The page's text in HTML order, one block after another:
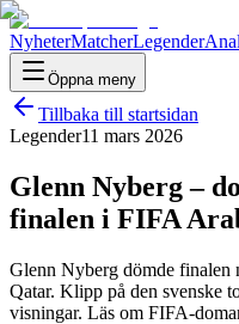
NyheterMatcherLegender
Öppna meny
Tillbaka till startsidan
Legender11 mars 2026
Glenn Nyberg –
finalen i FIFA
Glenn Nyberg dömde finalen
Qatar. Klipp på den svenske
visningar. Läs om FIFA-